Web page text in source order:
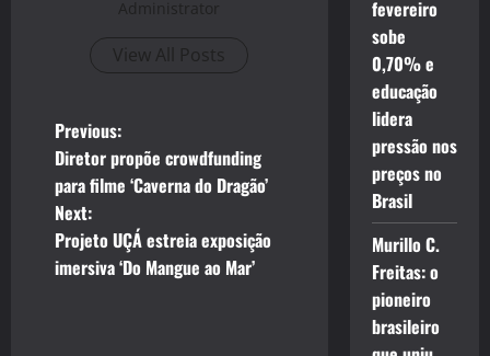
Administrator
View All Posts
P
o
s
t
Previous:
Diretor propõe crowdfunding
para filme ‘Caverna do Dragão’
Next:
Projeto UÇÁ estreia exposição
imersiva ‘Do Mangue ao Mar’
fevereiro
sobe
0,70% e
educação
lidera
pressão nos
preços no
Brasil
Murillo C.
Freitas: o
pioneiro
brasileiro